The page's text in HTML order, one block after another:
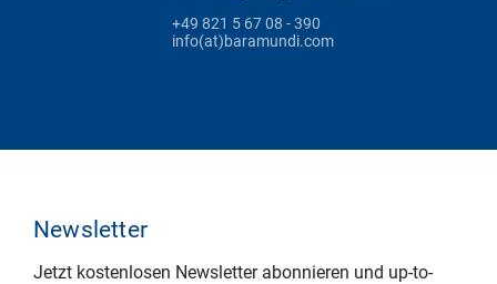
+49 821 5 67 08 - 390
info(at)baramundi.com
Newsletter
Jetzt kostenlosen Newsletter abonnieren und up-to-